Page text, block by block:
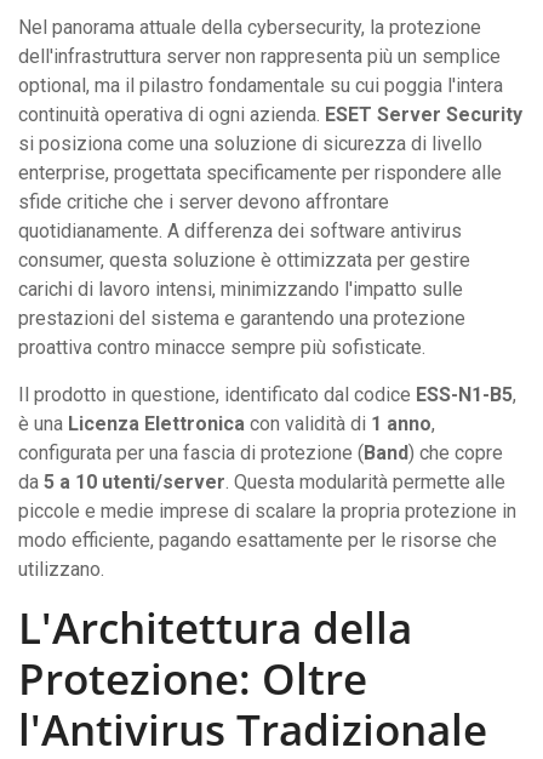
Nel panorama attuale della cybersecurity, la protezione
dell'infrastruttura server non rappresenta più un semplice
optional, ma il pilastro fondamentale su cui poggia l'intera
continuità operativa di ogni azienda. ESET Server Security
si posiziona come una soluzione di sicurezza di livello
enterprise, progettata specificamente per rispondere alle
sfide critiche che i server devono affrontare
quotidianamente. A differenza dei software antivirus
consumer, questa soluzione è ottimizzata per gestire
carichi di lavoro intensi, minimizzando l'impatto sulle
prestazioni del sistema e garantendo una protezione
proattiva contro minacce sempre più sofisticate.
Il prodotto in questione, identificato dal codice ESS-N1-B5,
è una Licenza Elettronica con validità di 1 anno,
configurata per una fascia di protezione (Band) che copre
da 5 a 10 utenti/server. Questa modularità permette alle
piccole e medie imprese di scalare la propria protezione in
modo efficiente, pagando esattamente per le risorse che
utilizzano.
L'Architettura della
Protezione: Oltre
l'Antivirus Tradizionale